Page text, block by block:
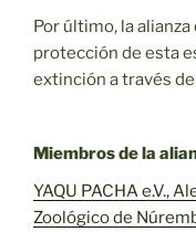
Por último, la
protección de esta
extinción a través
Miembros de la
YAQU PACHA e.V.,
Zoológico de